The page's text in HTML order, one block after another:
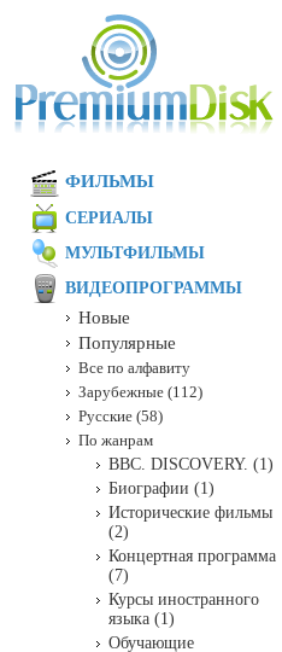
ФИЛЬМЫ
СЕРИАЛЫ
МУЛЬТФИЛЬМЫ
ВИДЕОПРОГРАММЫ
Новые
Популярные
Все по алфавиту
Зарубежные (112)
Русские (58)
По жанрам
BBC. DISCOVERY. (1)
Биографии (1)
Исторические фильмы
(2)
Концертная программа
(7)
Курсы иностранного
языка (1)
Обучающие